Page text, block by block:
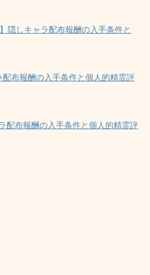
隠しキャラ配布報酬の入手条件と
配布報酬の入手条件と個人的精霊評
配布報酬の入手条件と個人的精霊評